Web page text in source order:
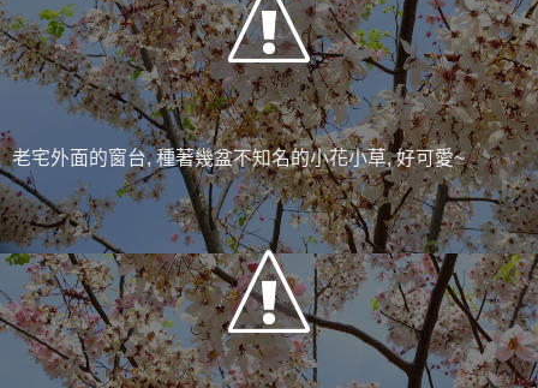
老宅外面的窗台, 種著幾盆不知名的小花小草, 好可愛~